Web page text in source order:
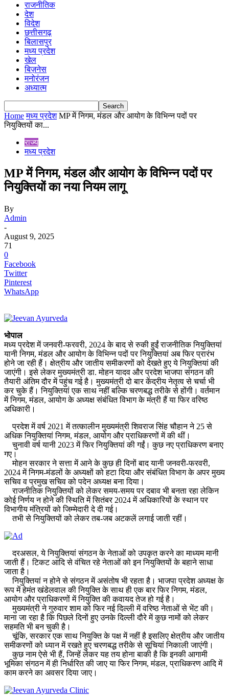
राजनीतिक
देश
विदेश
छत्तीसगढ़
बिलासपुर
मध्य प्रदेश
खेल
बिज़नेस
मनोरंजन
अध्यात्म
Home मध्य प्रदेश MP में निगम, मंडल और आयोग के विभिन्न पदों पर
नियुक्तियों का...
राज्य
मध्य प्रदेश
MP में निगम, मंडल और आयोग के विभिन्न पदों पर
नियुक्तियों का नया नियम लागू
By
Admin
-
August 9, 2025
71
0
Facebook
Twitter
Pinterest
WhatsApp
भोपाल
मध्‍य प्रदेश में जनवरी-फरवरी, 2024 के बाद से रुकी हुईं राजनीतिक नियुक्तियां
यानी निगम, मंडल और आयोग के विभिन्न पदों पर नियुक्तियां अब फिर प्रारंभ
होने जा रही हैं। क्षेत्रीय और जातीय समीकरणों को देखते हुए ये नियुक्तियां की
जाएंगी। इसे लेकर मुख्यमंत्री डा. मोहन यादव और प्रदेश भाजपा संगठन की
तैयारी अंतिम दौर में पहुंच गई है। मुख्यमंत्री दो बार केंद्रीय नेतृत्व से चर्चा भी
कर चुके हैं। नियुक्तियां एक साथ नहीं बल्कि चरणबद्ध तरीके से होंगी। वर्तमान
में निगम, मंडल, आयोग के अध्यक्ष संबंधित विभाग के मंत्री हैं या फिर वरिष्ठ
अधिकारी।
प्रदेश में वर्ष 2021 में तत्कालीन मुख्यमंत्री शिवराज सिंह चौहान ने 25 से
अधिक नियुक्तियां निगम, मंडल, आयोग और प्राधिकरणों में की थीं।
चुनावी वर्ष यानी 2023 में फिर नियुक्तियां की गईं। कुछ नए प्राधिकरण बनाए
गए।
मोहन सरकार ने सत्ता में आने के कुछ ही दिनों बाद यानी जनवरी-फरवरी,
2024 में निगम-मंडलों के अध्यक्षों को हटा दिया और संबंधित विभाग के अपर मुख्य
सचिव व प्रमुख सचिव को पदेन अध्यक्ष बना दिया।
राजनीतिक नियुक्तियों को लेकर समय-समय पर दबाव भी बनता रहा लेकिन
कोई निर्णय न होने की स्थिति में सितंबर 2024 में अधिकारियों के स्थान पर
विभागीय मंत्रियों को जिम्मेदारी दे दी गई।
तभी से नियुक्तियों को लेकर तब-जब अटकलें लगाई जाती रहीं।
दरअसल, ये नियुक्तियां संगठन के नेताओं को उपकृत करने का माध्यम मानी
जाती हैं। टिकट आदि से वंचित रहे नेताओं को इन नियुक्तियों के बहाने साधा
जाता है।
नियुक्तियां न होने से संगठन में असंतोष भी रहता है। भाजपा प्रदेश अध्यक्ष के
रूप में हेमंत खंडेलवाल की नियुक्ति के साथ ही एक बार फिर निगम, मंडल,
आयोग और प्राधिकरणों में नियुक्ति की कवायद तेज हो गई है।
मुख्यमंत्री ने गुरुवार शाम को फिर नई दिल्ली में वरिष्ठ नेताओं से भेंट की।
माना जा रहा है कि पिछले दिनों हुए उनके दिल्ली दौरे में कुछ नामों को लेकर
सहमति भी बन चुकी है।
चूंकि, सरकार एक साथ नियुक्ति के पक्ष में नहीं है इसलिए क्षेत्रीय और जातीय
समीकरणों को ध्यान में रखते हुए चरणबद्ध तरीके से सूचियां निकाली जाएंगी।
कुछ नाम ऐसे भी हैं, जिन्हें लेकर यह तय होना बाकी है कि इनकी आगामी
भूमिका संगठन में ही निर्धारित की जाए या फिर निगम, मंडल, प्राधिकरण आदि में
काम करने का अवसर दिया जाए।